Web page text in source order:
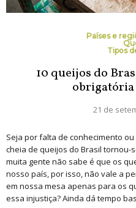
Países e
Tipos
10 queijos do
obrigatória
21 de
Seja por falta de conhecimento
cheia de queijos do Brasil tornou-
muita gente não sabe é que os
nosso país, por isso, não vale a
em nossa mesa apenas para os
essa injustiça? Ainda dá tempo